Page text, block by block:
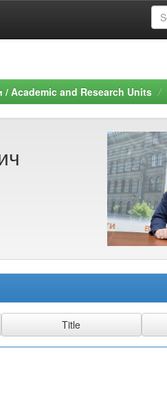
/ Academic and Research Units